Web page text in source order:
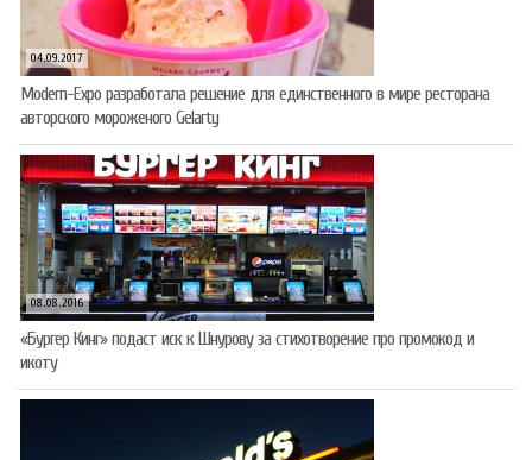
04.09.2017
Modern-Expo разработала решение для единственного в мире ресторана
авторского мороженого Gelarty
08.08.2016
«Бургер Кинг» подаст иск к Шнурову за стихотворение про промокод и
икоту